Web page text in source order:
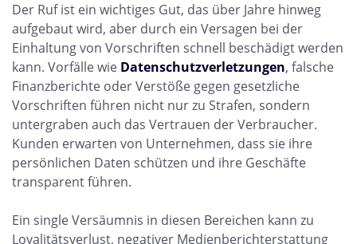
Der Ruf ist ein wichtiges Gut, das über Jahre hinweg
aufgebaut wird, aber durch ein Versagen bei der
Einhaltung von Vorschriften schnell beschädigt werden
kann. Vorfälle wie Datenschutzverletzungen, falsche
Finanzberichte oder Verstöße gegen gesetzliche
Vorschriften führen nicht nur zu Strafen, sondern
untergraben auch das Vertrauen der Verbraucher.
Kunden erwarten von Unternehmen, dass sie ihre
persönlichen Daten schützen und ihre Geschäfte
transparent führen.
Ein single Versäumnis in diesen Bereichen kann zu
Loyalitätsverlust, negativer Medienberichterstattung